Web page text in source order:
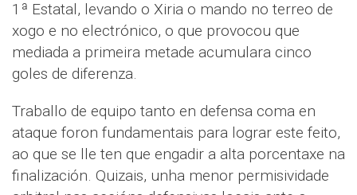
1ª Estatal, levando o Xiria o mando no terreo de
xogo e no electrónico, o que provocou que
mediada a primeira metade acumulara cinco
goles de diferenza.
Traballo de equipo tanto en defensa coma en
ataque foron fundamentais para lograr este feito,
ao que se lle ten que engadir a alta porcentaxe na
finalización. Quizais, unha menor permisividade